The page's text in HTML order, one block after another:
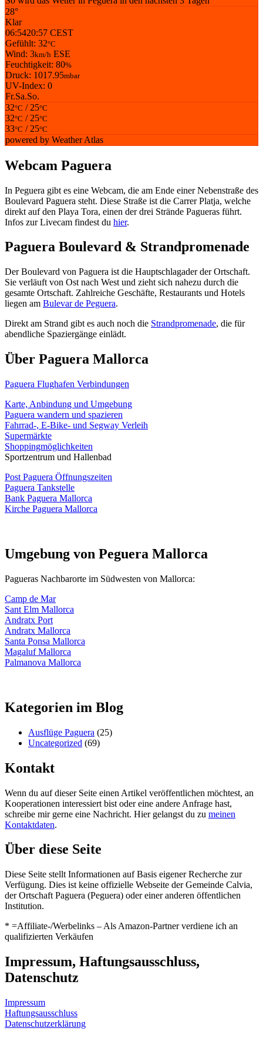
28°
Klar
06:5420:57 CEST
Gefühlt: 32°C
Wind: 3km/h ESE
Feuchtigkeit: 80%
Druck: 1017.95mbar
UV-Index: 0
Fr.Sa.So.
32°C / 25°C
32°C / 25°C
33°C / 25°C
powered by Weather Atlas
Webcam Paguera
In Peguera gibt es eine Webcam, die am Ende einer Nebenstraße des
Boulevard Paguera steht. Diese Straße ist die Carrer Platja, welche
direkt auf den Playa Tora, einen der drei Strände Pagueras führt.
Infos zur Livecam findest du hier.
Paguera Boulevard & Strandpromenade
Der Boulevard von Paguera ist die Hauptschlagader der Ortschaft.
Sie verläuft von Ost nach West und zieht sich nahezu durch die
gesamte Ortschaft. Zahlreiche Geschäfte, Restaurants und Hotels
liegen am Bulevar de Peguera.
Direkt am Strand gibt es auch noch die Strandpromenade, die für
abendliche Spaziergänge einlädt.
Über Paguera Mallorca
Paguera Flughafen Verbindungen
Karte, Anbindung und Umgebung
Paguera wandern und spazieren
Fahrrad-, E-Bike- und Segway Verleih
Supermärkte
Shoppingmöglichkeiten
Sportzentrum und Hallenbad
Post Paguera Öffnungszeiten
Paguera Tankstelle
Bank Paguera Mallorca
Kirche Paguera Mallorca
Umgebung von Peguera Mallorca
Pagueras Nachbarorte im Südwesten von Mallorca:
Camp de Mar
Sant Elm Mallorca
Andratx Port
Andratx Mallorca
Santa Ponsa Mallorca
Magaluf Mallorca
Palmanova Mallorca
Kategorien im Blog
Ausflüge Paguera (25)
Uncategorized (69)
Kontakt
Wenn du auf dieser Seite einen Artikel veröffentlichen möchtest, an
Kooperationen interessiert bist oder eine andere Anfrage hast,
schreibe mir gerne eine Nachricht. Hier gelangst du zu meinen
Kontaktdaten.
Über diese Seite
Diese Seite stellt Informationen auf Basis eigener Recherche zur
Verfügung. Dies ist keine offizielle Webseite der Gemeinde Calvia,
der Ortschaft Paguera (Peguera) oder einer anderen öffentlichen
Institution.
* =Affiliate-/Werbelinks – Als Amazon-Partner verdiene ich an
qualifizierten Verkäufen
Impressum, Haftungsausschluss,
Datenschutz
Impressum
Haftungsausschluss
Datenschutzerklärung